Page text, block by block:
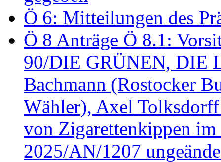
Ö 6: Mitteilungen des
Ö 8 Anträge Ö 8.1:
90/DIE GRÜNEN, DIE
Bachmann (Rostocker
Wähler), Axel
von Zigarettenkippen
2025/AN/1207